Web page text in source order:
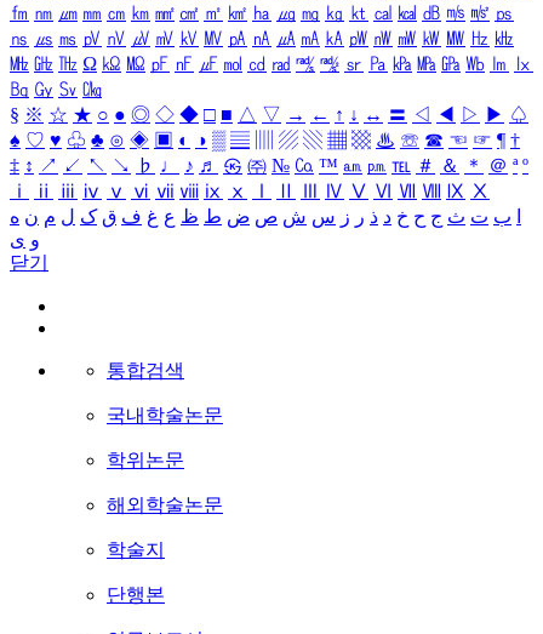
㎙ ㎚ ㎛ ㎜ ㎝ ㎞ ㎟ ㎠ ㎡ ㎢ ㏊ ㎍ ㎎ ㎏ ㏏ ㎈ ㎉ ㏈ ㎧ ㎨ ㎰
㎱ ㎲ ㎳ ㎴ ㎵ ㎶ ㎷ ㎸ ㎹ ㎀ ㎁ ㎂ ㎃ ㎄ ㎺ ㎻ ㎽ ㎾ ㎿ ㎐ ㎑
㎒ ㎓ ㎔ Ω ㏀ ㏁ ㎊ ㎋ ㎌ ㏖ ㏅ ㎭ ㎮ ㎯ ㏛ ㎩ ㎪ ㎫ ㎬ ㏝ ㏐
㏓
㏃ ㏉ ㏜ ㏆
§ ※ ☆ ★ ○ ● ◎ ◇ ◆ □ ■ △ ▽ → ← ↑ ↓ ↔ 〓 ◁ ◀ ▷ ▶ ♤
♠ ♡ ♥ ♧ ♣ ⊙ ◈ ▣ ◐ ◑ ▒ ▤ ▨ ▧ ▦ ▩ ♨ ☏ ☎ ☜ ☞ ¶ †
‡ ↕ ↗ ↙ ↖ ↘ ♭ ♩ ♪ ♬ ㉿ ㈜ № ㏇ ™ ㏂ ㏘ ℡ ＃ ＆ ＊ ＠ ª º
ⅰ
ⅱ ⅲ ⅳ ⅴ ⅵ ⅶ ⅷ ⅸ ⅹ Ⅳ Ⅴ Ⅵ Ⅶ Ⅷ Ⅸ Ⅹ
ب ت ث ج ح خ د ذ ر ز س ش ص ض ط ظ ع غ ف ق ک ل م ن ه
و ی
닫기
통합검색
국내학술논문
학위논문
해외학술논문
학술지
단행본